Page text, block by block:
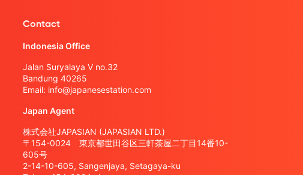
Contact
Indonesia Office
Jalan Suryalaya V no.32
Bandung 40265
Email: info@japanesestation.com
Japan Agent
株式会社JAPASIAN (JAPASIAN LTD.)
〒154-0024 東京都世田谷区三軒茶屋二丁目14番10-
605号
2-14-10-605, Sangenjaya, Setagaya-ku